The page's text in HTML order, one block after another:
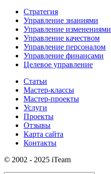
Стратегия
Управление знаниями
Управление изменениями
Управление качеством
Управление персоналом
Управление финансами
Целевое управление
Статьи
Мастер-классы
Мастер-проекты
Услуги
Проекты
Отзывы
Карта сайта
Контакты
© 2002 - 2025 iTeam